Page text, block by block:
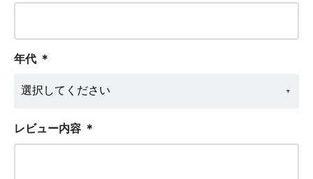
年代 ＊
レビュー内容 ＊